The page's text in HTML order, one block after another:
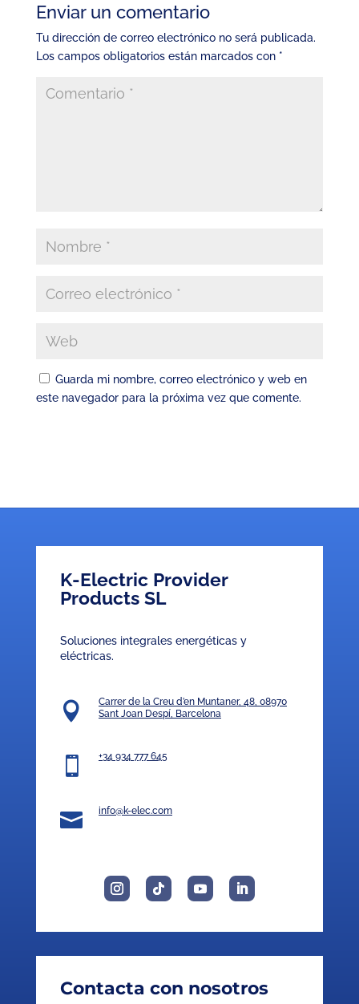
Enviar un comentario
Tu dirección de correo electrónico no será publicada.
Los campos obligatorios están marcados con *
Guarda mi nombre, correo electrónico y web en
este navegador para la próxima vez que comente.
K-Electric Provider
Products SL
Soluciones integrales energéticas y
eléctricas.

Carrer de la Creu d’en Muntaner, 48, 08970
Sant Joan Despí, Barcelona
 +34 934 777 645
 info@k-elec.com
Contacta con nosotros